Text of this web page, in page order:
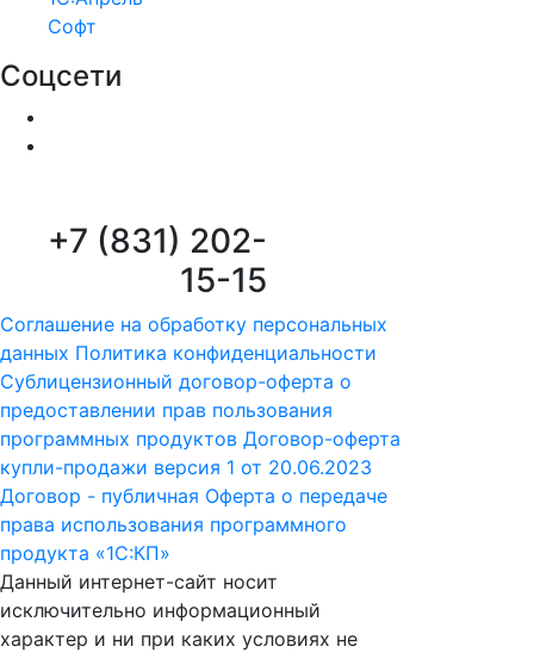
Софт
Соцсети
+7 (831) 202-
15-15
Соглашение на обработку персональных
данных Политика конфиденциальности
Сублицензионный договор-оферта о
предоставлении прав пользования
программных продуктов Договор-оферта
купли-продажи версия 1 от 20.06.2023
Договор - публичная Оферта о передаче
права использования программного
продукта «1С:КП»
Данный интернет-сайт носит
исключительно информационный
характер и ни при каких условиях не